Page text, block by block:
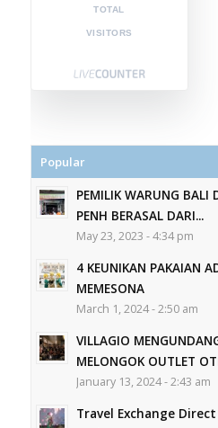
TOTAL
VISITORS
Popular
PEMILIK WARUNG BALI
PENH BERASAL DARI...
May 23, 2023 - 4:34 pm
4 KEUNIKAN PAKAIAN
MEMESONA
March 1, 2024 - 2:50 am
VILLAGIO
MELONGOK OUTLET
January 13, 2024 - 2:43 am
Travel Exchange